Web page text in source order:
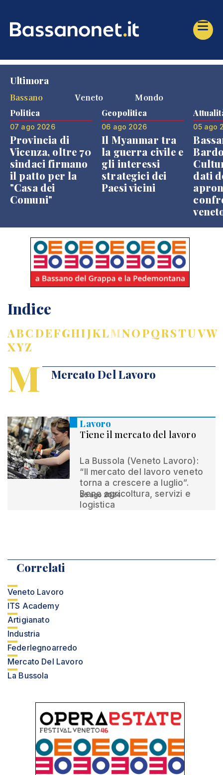
Ultimora
Bassano
Veneto Mondo
Politica
07 ago 2026
Provincia di
Vicenza, oltre 70
sindaci firmano
il patto per la
"Casa dei
Comuni"
Geopolitica
06 ago 2026
Il Myanmar tra
la guerra civile e
gli interessi
strategici dei
Paesi vicini
05 ago
dati
Indice
ABCDEFGHIJKLMNOPQRSTUVW
XYZ
M Mercato Del Lavoro
Lavoro
Tiene il mercato del lavoro
La Bussola (Veneto Lavoro):
“Il mercato del lavoro veneto
torna a crescere a luglio”.
Bene agricoltura, servizi e
logistica
25 ago 2024
Correlati
Veneto Lavoro
ITS Academy
Artigianato
Industria
Federlegnoarredo
Mercato Del Lavoro
La Bussola